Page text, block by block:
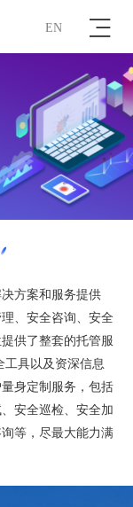
EN
方案和服务提供
、安全咨询、安全
供了整套的托管服
工具以及资深信息
身定制服务，包括
安全巡检、安全加
等，尽最大能力满